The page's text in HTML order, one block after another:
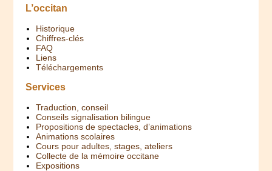
L’occitan
Historique
Chiffres-clés
FAQ
Liens
Téléchargements
Services
Traduction, conseil
Conseils signalisation bilingue
Propositions de spectacles, d’animations
Animations scolaires
Cours pour adultes, stages, ateliers
Collecte de la mémoire occitane
Expositions